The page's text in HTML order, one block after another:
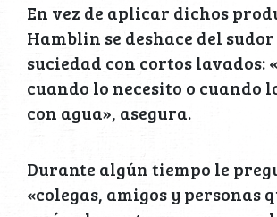
En vez de aplicar dichos
Hamblin se deshace del
suciedad con cortos lavados:
cuando lo necesito o cuando
con agua», asegura.
Durante algún tiempo le
«colegas, amigos y personas